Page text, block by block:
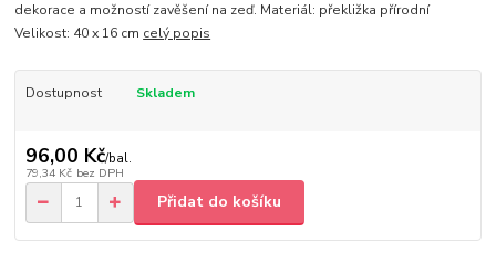
dekorace a možností zavěšení na zeď. Materiál: překližka přírodní
Velikost: 40 x 16 cm celý popis
Dostupnost Skladem
96,00 Kč/bal.
79,34 Kč bez DPH
Přidat do košíku